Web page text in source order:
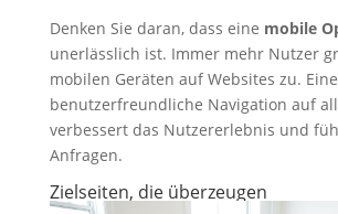
Denken Sie daran, dass eine mobile
unerlässlich ist. Immer mehr Nutzer
mobilen Geräten auf Websites zu. Eine
benutzerfreundliche Navigation auf
verbessert das Nutzererlebnis und
Anfragen.
Zielseiten, die überzeugen